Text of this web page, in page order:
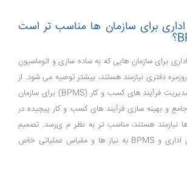
اداری برای سازمان ها مناسب تر است
اداری برای سازمان ‌هایی که به ساده‌ سازی و اتوماسیون
دفتری نیازمند هستند، بیشتر توصیه می شود. از
طرف دیگر، نرم ‌افزار مدیریت فرآیند های کسب‌ و کار (BPMS) برای سازمان
و بهینه ‌سازی فرآیند های کسب ‌و کار پیچیده در
هستند، مناسب ‌تر به نظر م ی‌رسد. تصمیم
گیری میان اتوماسیون اداری و BPMS به نیاز ها و مقیاس عملیاتی خاص